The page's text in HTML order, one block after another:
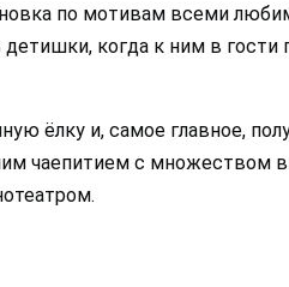
по мотивам всеми
когда к ним в гости
ёлку и, самое главное,
чаепитием с множеством